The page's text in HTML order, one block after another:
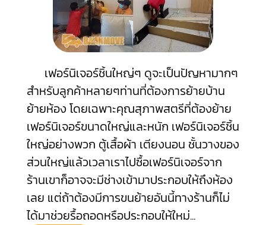
เฟอร์นิเจอร์ชิ้นใหญ่ๆ ดูจะเป็นปัญหามากๆ
สำหรับลูกค้าหลายๆท่านที่ต้องการย้ายบ้าน
ย้ายห้อง โดยเฉพาะคุณสุภาพสตรีที่ต้องย้าย
เฟอร์นิเจอร์ขนาดใหญ่และหนัก เฟอร์นิเจอร์ชิ้น
ใหญ่อย่างพวก ตู้เสื้อผ้า เตียงนอน ชั้นวางของ
ส่วนใหญ่แล้วเวลาเราไปซื้อเฟอร์นิเจอร์จาก
ร้านเขาก็อาจจะมีช่างเข้ามาประกอบให้ถึงห้อง
เลย แต่ถ้าต้องมีการขนย้ายอันนี้ทางร้านก็ไม่
ได้มาช่วยรื้อถอดหรือประกอบให้ใหม่...